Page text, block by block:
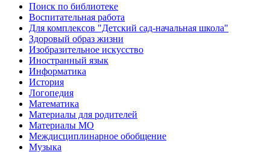
Поиск по библиотеке
Воспитательная работа
Для комплексов "Детский сад-начальная школа"
Здоровый образ жизни
Изобразительное искусство
Иностранный язык
Информатика
История
Логопедия
Математика
Материалы для родителей
Материалы МО
Междисциплинарное обобщение
Музыка